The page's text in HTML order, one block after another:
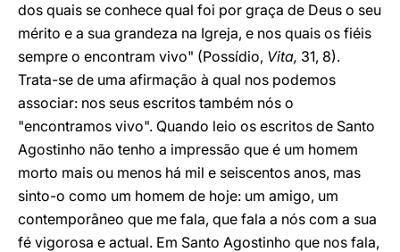
dos quais se conhece qual foi por graça de Deus o seu
mérito e a sua grandeza na Igreja, e nos quais os fiéis
sempre o encontram vivo" (Possídio, Vita, 31, 8).
Trata-se de uma afirmação à qual nos podemos
associar: nos seus escritos também nós o
"encontramos vivo". Quando leio os escritos de Santo
Agostinho não tenho a impressão que é um homem
morto mais ou menos há mil e seiscentos anos, mas
sinto-o como um homem de hoje: um amigo, um
contemporâneo que me fala, que fala a nós com a sua
fé vigorosa e actual. Em Santo Agostinho que nos fala,